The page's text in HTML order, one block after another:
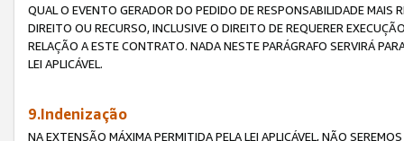
QUAL O EVENTO GERADOR DO PEDIDO DE RESPONSABILIDADE
DIREITO OU RECURSO, INCLUSIVE O DIREITO DE REQUERER
RELAÇÃO A ESTE CONTRATO. NADA NESTE PARÁGRAFO SERVIRÁ
LEI APLICÁVEL.
9.Indenização
NA EXTENSÃO MÁXIMA PERMITIDA PELA LEI APLICÁVEL, NÃO